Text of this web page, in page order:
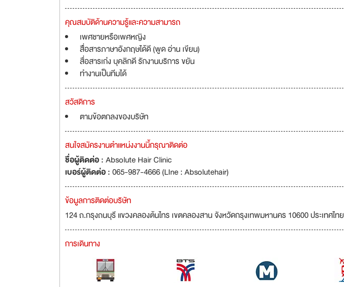
คุณสมบัติด้านความรู้และความสามารถ
เพศชายหรือเพศหญิง
สืื่อสารภาษาอังกฤษได้ดี (พูด อ่าน เขียน)
สื่อสารเก่่ง บุคลิกดี รักงานบริการ ขยัน
ทำงานเป็นทีมได้
สวัสดิการ
ตามข้อตกลงของบริษัท
สนใจสมัครงานตำแหน่งงานนี้กรุณาติดต่อ
ชื่อผู้ติดต่อ :Absolute Hair Clinic
เบอร์ผู้ติดต่อ :065-987-4666 (LIne : Absolutehair)
ข้อมูลการติดต่อบริษัท
124 ถ.กรุงถนบุรี แขวงคลองต้นไทร เขตคลองสาน จังหวัดกรุงเทพมหานคร 10600 ประเทศไทย
การเดินทาง